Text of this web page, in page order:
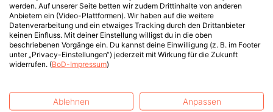
werden. Auf unserer Seite betten wir zudem Drittinhalte von anderen
Anbietern ein (Video-Plattformen). Wir haben auf die weitere
Datenverarbeitung und ein etwaiges Tracking durch den Drittanbieter
keinen Einfluss. Mit deiner Einstellung willigst du in die oben
beschriebenen Vorgänge ein. Du kannst deine Einwilligung (z. B. im Footer
unter „Privacy-Einstellungen“) jederzeit mit Wirkung für die Zukunft
widerrufen. (BoD-Impressum)
Ablehnen Anpassen